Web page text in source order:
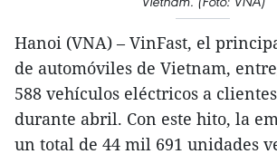
Hanoi (VNA) – VinFast, el
de automóviles de Vietnam,
588 vehículos eléctricos a
durante abril. Con este hito, la
un total de 44 mil 691 unidades